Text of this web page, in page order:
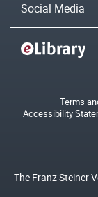
Social Media
Terms
Accessibility
The Franz Steiner